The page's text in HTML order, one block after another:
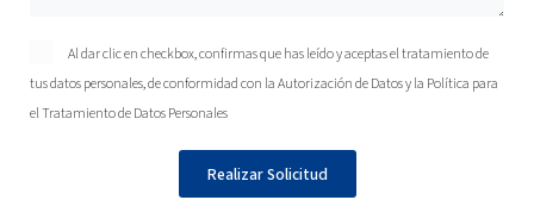
Al dar clic en checkbox, confirmas que has leído y aceptas el tratamiento de
tus datos personales, de conformidad con laAutorización de Datosy la Política para
el Tratamiento de Datos Personales
Realizar Solicitud